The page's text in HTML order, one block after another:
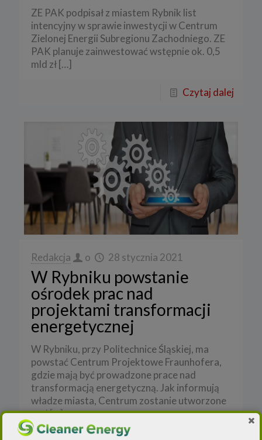
ZE PAK podpisał z miastem Rybnik list
intencyjny w sprawie inwestycji w Centrum
Zielonej Energii Subregionu Zachodniego. ZE
PAK planuje zainwestować wstępnie ok. 0,5
mld zł[…]
Czytaj dalej
Redakcja o 28 stycznia 2021
W Rybniku powstanie
ośrodek prac nad
projektami transformacji
energetycznej
W Rybniku, przy Politechnice Śląskiej, ma
powstać Centrum Projektowe Fraunhofera,
gdzie mają być prowadzone prace nad
transformacją energetyczną. Jak informują
władze miasta, Centrum zostanie utworzone
pod[…]